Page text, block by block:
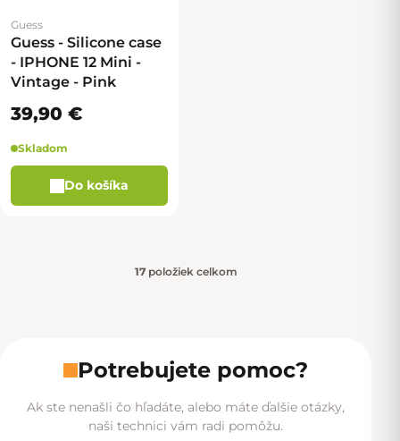
Guess
Guess - Silicone case
- IPHONE 12 Mini -
Vintage - Pink
39,90 €
Skladom
Do košíka
17položiek celkom
Potrebujete pomoc?
Ak ste nenašli čo hľadáte, alebo máte ďalšie otázky,
naši technici vám radi pomôžu.